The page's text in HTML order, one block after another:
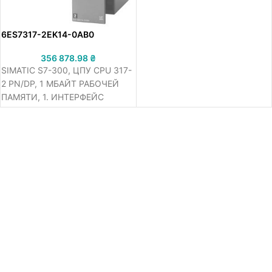
6ES7317-2EK14-0AB0
356 878.98 ₴
SIMATIC S7-300, ЦПУ CPU 317-
2 PN/DP, 1 МБАЙТ РАБОЧЕЙ
ПАМЯТИ, 1. ИНТЕРФЕЙС
MPI/DP 12 МБИТ/С, 2.